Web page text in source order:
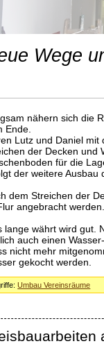
Wege
nähern sich die
Ende.
Lutz und Daniel
der Decken und
für die
der weitere Ausbau
dem Streichen der
angebracht
lange währt wird gut.
auch einen
nicht mehr
gekocht werden.
Umbau Vereinsräume